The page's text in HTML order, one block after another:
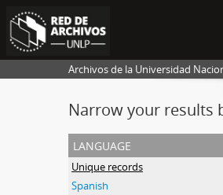
Archivos de la Universidad
Narrow your results
language
Unique records
Spanish